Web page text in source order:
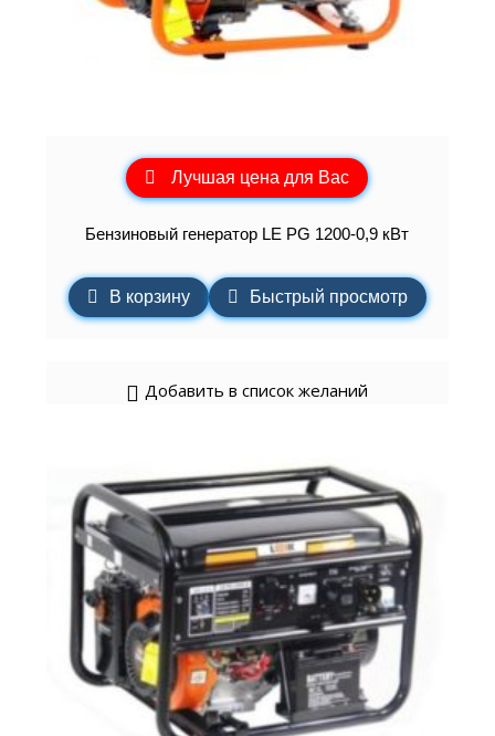
Лучшая цена для Вас
Бензиновый генератор LE PG 1200-0,9 кВт
В корзину Быстрый просмотр
Добавить в список желаний